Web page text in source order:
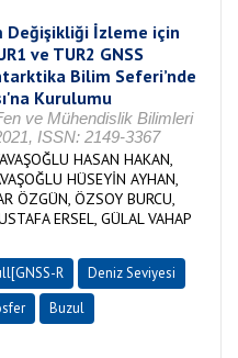
İzleme için
ve TUR2 GNSS
Bilim Seferi’nde
Kurulumu
ve Mühendislik Bilimleri
ISSN: 2149-3367
HASAN HAKAN,
HÜSEYİN AYHAN,
ÖZGÜN, ÖZSOY BURCU,
ERSEL, GÜLAL VAHAP
R
Deniz Seviyesi
Buzul